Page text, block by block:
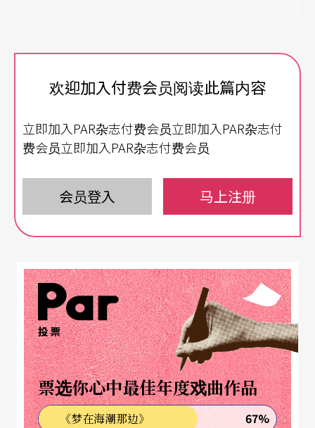
欢迎加入付费会员阅读此篇内容
立即加入PAR杂志付费会员立即加入PAR杂志付
费会员立即加入PAR杂志付费会员
会员登入 马上注册
投票
票选你心中最佳年度戏曲作品
《梦在海潮那边》 67%